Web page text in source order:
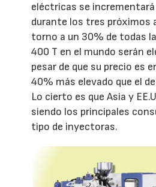
eléctricas se
durante los tres próximos
torno a un 30% de todas
400 T en el mundo serán
pesar de que su precio es
40% más elevado que el
Lo cierto es que Asia y
siendo los principales
tipo de inyectoras.